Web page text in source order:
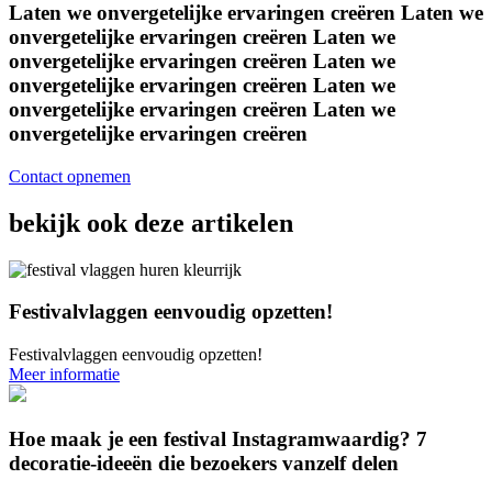
Laten we onvergetelijke ervaringen creëren Laten we
onvergetelijke ervaringen creëren Laten we
onvergetelijke ervaringen creëren Laten we
onvergetelijke ervaringen creëren Laten we
onvergetelijke ervaringen creëren Laten we
onvergetelijke ervaringen creëren
Contact opnemen
bekijk ook deze artikelen
Festivalvlaggen eenvoudig opzetten!
Festivalvlaggen eenvoudig opzetten!
Meer informatie
Hoe maak je een festival Instagramwaardig? 7
decoratie-ideeën die bezoekers vanzelf delen